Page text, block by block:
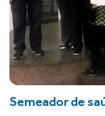
Semeador de